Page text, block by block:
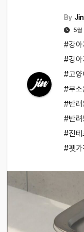
By Jin
5
#강아
#강아
#고양
#무소
#반려
#반려
#진테
#펫가